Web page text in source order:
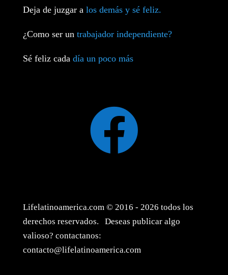
Deja de juzgar a los demás y sé feliz.
¿Como ser un trabajador independiente?
Sé feliz cada día un poco más

Lifelatinoamerica.com © 2016 - 2026 todos los
derechos reservados. Deseas publicar algo
valioso? contactanos:
contacto@lifelatinoamerica.com